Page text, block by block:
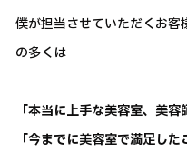
僕が担当させていただくお
の多くは
「本当に上手な美容室、美容
「今までに美容室で満足した